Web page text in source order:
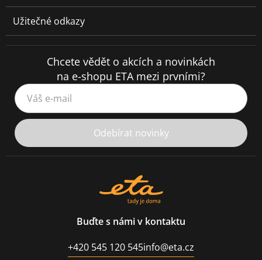
Užitečné odkazy
Chcete vědět o akcích a novinkách
na e-shopu ETA mezi prvními?
Váš e-mail
Odebírat novinky
Buďte s námi v kontaktu
+420 545 120 545info@eta.cz